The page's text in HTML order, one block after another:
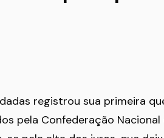
registrou sua primeira
pela Confederação